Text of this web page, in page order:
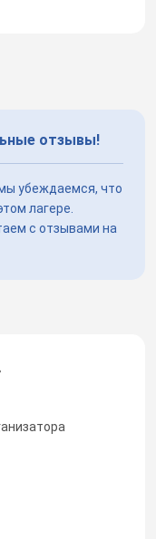
отзывы!
убеждаемся, что
лагере.
с отзывами на